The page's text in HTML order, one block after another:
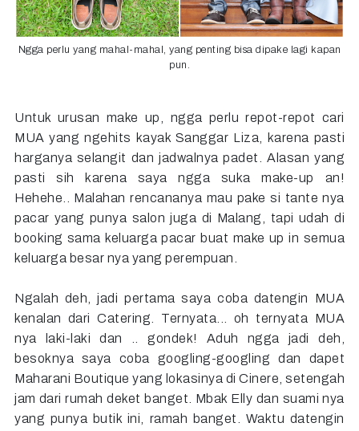
Ngga perlu yang mahal-mahal, yang penting bisa dipake lagi kapan
pun.
Untuk urusan make up, ngga perlu repot-repot cari
MUA yang ngehits kayak Sanggar Liza, karena pasti
harganya selangit dan jadwalnya padet. Alasan yang
pasti sih karena saya ngga suka make-up an!
Hehehe.. Malahan rencananya mau pake si tante nya
pacar yang punya salon juga di Malang, tapi udah di
booking sama keluarga pacar buat make up in semua
keluarga besar nya yang perempuan.
Ngalah deh, jadi pertama saya coba datengin MUA
kenalan dari Catering. Ternyata... oh ternyata MUA
nya laki-laki dan .. gondek! Aduh ngga jadi deh,
besoknya saya coba googling-googling dan dapet
Maharani Boutique yang lokasinya di Cinere, setengah
jam dari rumah deket banget. Mbak Elly dan suami nya
yang punya butik ini, ramah banget. Waktu datengin